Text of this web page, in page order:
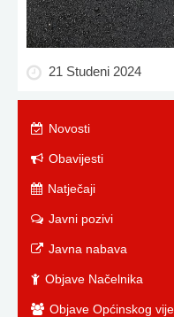
21 Studeni 2024
Novosti
Obavijesti
Natječaji
Javni pozivi
Javna nabava
Objave Načelnika
Objave Općinskog